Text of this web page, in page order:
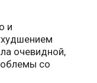
и
очевидной,
со